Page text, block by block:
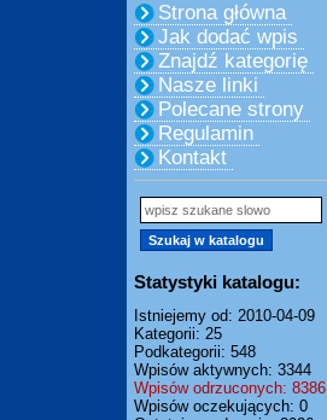
Strona główna
Jak dodać wpis
Znajdź kategorię
Nasze linki
Polecane strony
Regulamin
Kontakt
Statystyki katalogu:
Istniejemy od: 2010-04-09
Kategorii: 25
Podkategorii: 548
Wpisów aktywnych: 3344
Wpisów odrzuconych: 8386
Wpisów oczekujących: 0